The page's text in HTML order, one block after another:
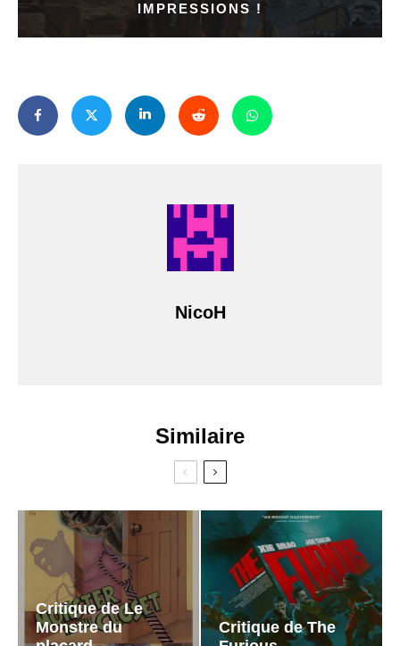
IMPRESSIONS !
NicoH
Similaire
Critique de Le
Monstre du
Critique de The